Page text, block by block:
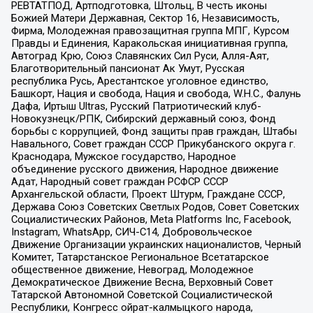
РЕВТАТПОД, Артподготовка, Штольц, В честь иконы
Божией Матери Державная, Сектор 16, Независимость,
Фирма, Молодежная правозащитная группа МПГ, Курсом
Правды и Единения, Каракольская инициативная группа,
Автоград Крю, Союз Славянских Сил Руси, Алля-Аят,
Благотворительный пансионат Ак Умут, Русская
республика Русь, Арестантское уголовное единство,
Башкорт, Нация и свобода, Нация и свобода, W.H.С., Фалунь
Дафа, Иртыш Ultras, Русский Патриотический клуб-
Новокузнецк/РПК, Сибирский державный союз, Фонд
борьбы с коррупцией, Фонд защиты прав граждан, Штабы
Навального, Совет граждан СССР Прикубанского округа г.
Краснодара, Мужское государство, Народное
объединение русского движения, Народное движение
Адат, Народный совет граждан РСФСР СССР
Архангельской области, Проект Штурм, Граждане СССР,
Держава Союз Советских Светлых Родов, Совет Советских
Социалистических Районов, Meta Platforms Inc, Facebook,
Instagram, WhatsApp, СИЧ-С14, Добровольческое
Движение Организации украинских националистов, Черный
Комитет, Татарстанское Региональное Всетатарское
общественное движение, Невоград, Молодежное
Демократическое Движение Весна, Верховный Совет
Татарской Автономной Советской Социалистической
Республики, Конгресс ойрат-калмыцкого народа,